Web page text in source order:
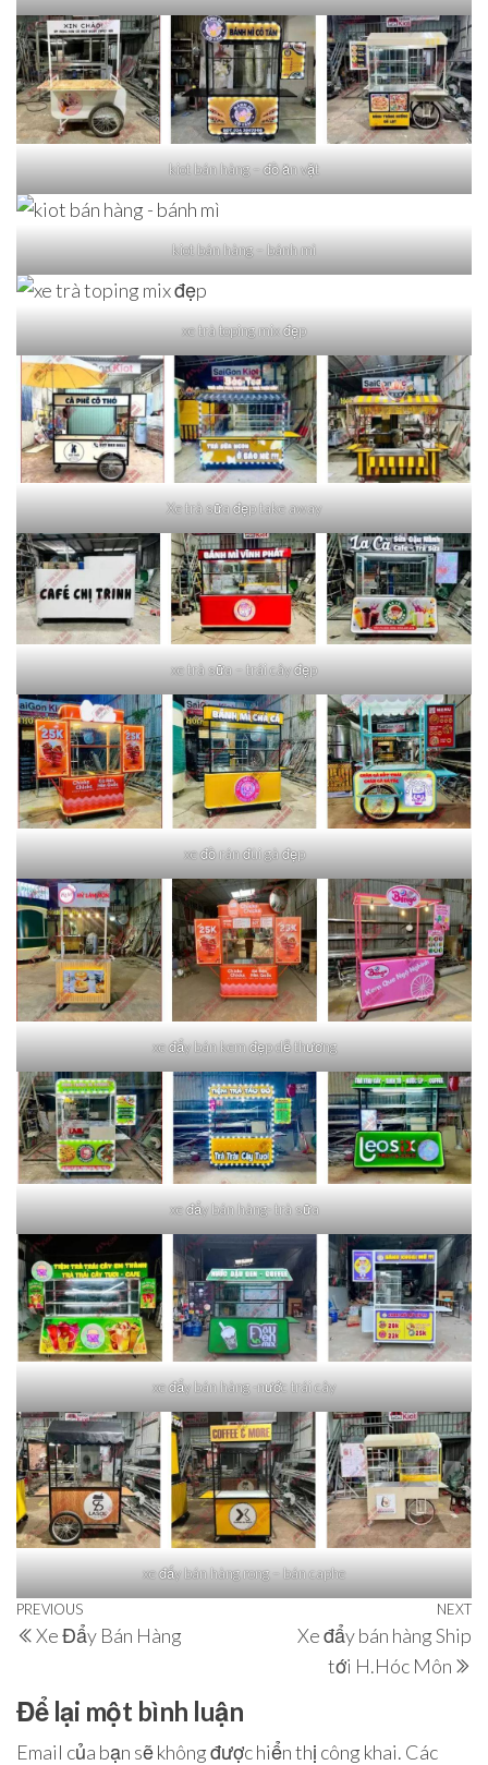
kiot bán hàng – đồ ăn vặt
kiot bán hàng – bánh mì
xe trà toping mix đẹp
Xe trà sữa đẹp take away
xe trà sữa – trái cây đẹp
xe đồ rán đùi gà đẹp
xe đẩy bán kem đẹp dễ thương
xe đẩy bán hàng- trà sữa
xe đẩy bán hàng -nước trái cây
xe đấy bán hàng rong – bán caphe
Điều
hướng
bài
viết
Previous
Post
PREVIOUS
Xe Đẩy Bán Hàng
NEXT
Xe đẩy bán hàng Ship
tới H.Hóc Môn
Để lại một bình luận
Email của bạn sẽ không được hiển thị công khai. Các